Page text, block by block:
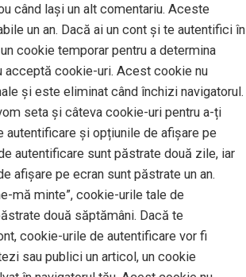
când lași un alt comentariu. Aceste
un an. Dacă ai un cont și te autentifici în
cookie temporar pentru a determina
acceptă cookie-uri. Acest cookie nu
și este eliminat când închizi navigatorul.
seta și câteva cookie-uri pentru a-ți
autentificare și opțiunile de afișare pe
autentificare sunt păstrate două zile, iar
afișare pe ecran sunt păstrate un an.
mă minte”, cookie-urile tale de
două săptămâni. Dacă te
cookie-urile de autentificare vor fi
sau publici un articol, un cookie